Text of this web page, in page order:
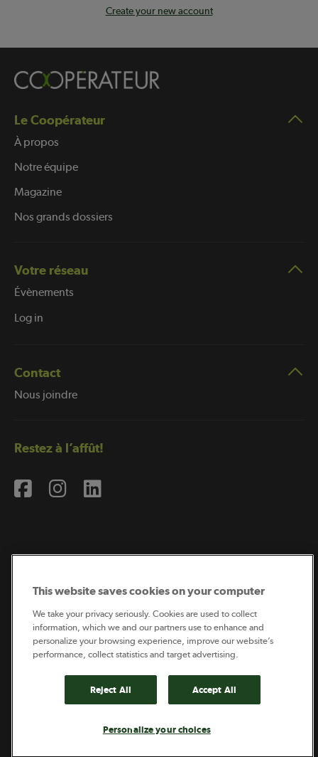
Create your new account
Le Coopérateur
À propos
Notre équipe
Magazine
Nos grands dossiers
Votre réseau
Évènements
Log in
Contact
Nous joindre
Restez à l’affût!
Coopérateur est publié par Sollio Groupe Coopératif.
Il est l’outil d’information de la coopération agricole
québécoise.
This website saves cookies on your computer
We take your privacy seriously. Cookies are used to collect
information, which we and our partners use to enhance and
personalize your browsing experience, improve our website’s
performance, collect statistics and target advertising.
Reject All Accept All
Personalize your choices